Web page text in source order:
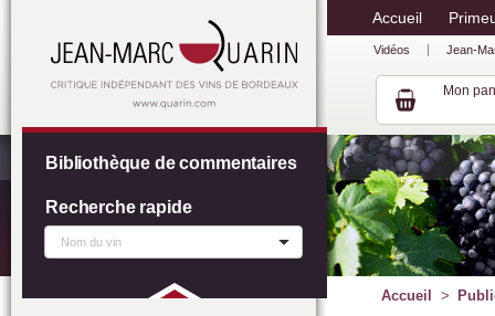
Accueil
Vidéos Jean-
Mon
Accueil
Bibliothèque de commentaires
Recherche rapide